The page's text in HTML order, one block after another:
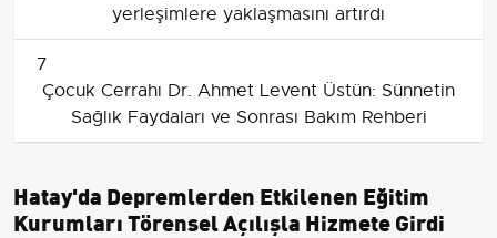
yerleşimlere yaklaşmasını artırdı
7
Çocuk Cerrahı Dr. Ahmet Levent Üstün: Sünnetin
Sağlık Faydaları ve Sonrası Bakım Rehberi
Hatay'da Depremlerden Etkilenen Eğitim
Kurumları Törensel Açılışla Hizmete Girdi